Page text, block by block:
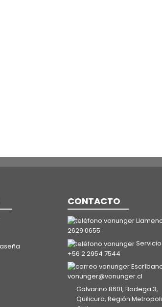
CONTACTO
2629 0655
+56 2 2954 7544
vonunger@vonunger.cl
Galvarino 8601, Bodega 3,
Quilicura, Región